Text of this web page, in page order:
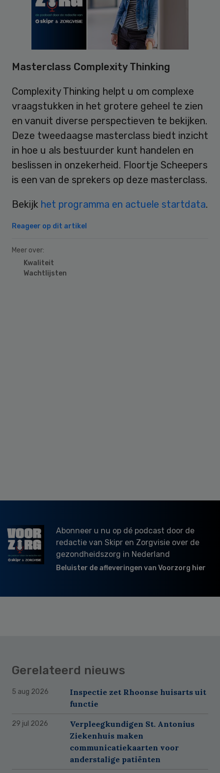
Masterclass Complexity Thinking
Complexity Thinking helpt u om complexe
vraagstukken in het grotere geheel te zien
en vanuit diverse perspectieven te bekijken.
Deze tweedaagse masterclass biedt inzicht
in hoe u als bestuurder kunt handelen en
beslissen in onzekerheid. Floortje Scheepers
is een van de sprekers op deze masterclass.
Bekijk het programma en actuele startdata.
Reageer op dit artikel
Meer over:
Kwaliteit
Wachtlijsten
Abonneer u nu op dé podcast door de
redactie van Skipr en Zorgvisie over de
gezondheidszorg in Nederland
Beluister de afleveringen van Voorzorg hier
Gerelateerd nieuws
5 aug 2026
Inspectie zet Rhoonse huisarts uit
functie
29 jul 2026
Verpleegkundigen St. Antonius
Ziekenhuis maken
communicatiekaarten voor
anderstalige patiënten